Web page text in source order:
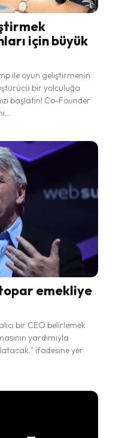
için büyük
ile oyun geliştirmenin
bir yolculuğa
Co-Founder
emekliye
bir CEO belirlemek
yardımıyla
ifadesine yer